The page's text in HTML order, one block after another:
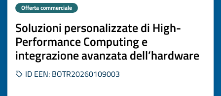
Offerta commerciale
Soluzioni personalizzate di High-
Performance Computing e
integrazione avanzata dell’hardware
ID EEN: BOTR20260109003